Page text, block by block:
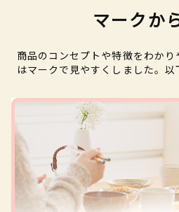
マークか
商品のコンセプトや特徴をわか
はマークで見やすくしました。以